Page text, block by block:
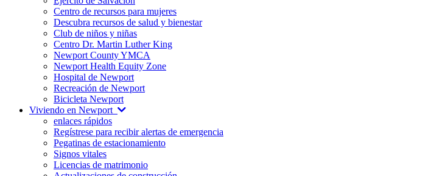
Centro de recursos para mujeres
Descubra recursos de salud y bienestar
Club de niños y niñas
Centro Dr. Martin Luther King
Newport County YMCA
Newport Health Equity Zone
Hospital de Newport
Recreación de Newport
Bicicleta Newport
Viviendo en Newport
enlaces rápidos
Regístrese para recibir alertas de emergencia
Pegatinas de estacionamiento
Signos vitales
Licencias de matrimonio